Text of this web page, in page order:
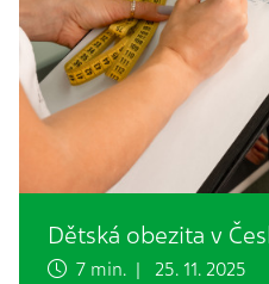
Dětská obezita v
7 min. | 25. 11. 2025